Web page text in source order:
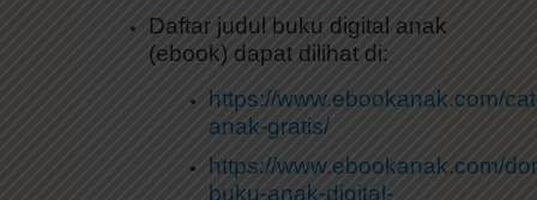
Daftar judul buku digital anak
(ebook) dapat dilihat di:
https://www.ebookanak.com/
anak-gratis/
https://www.ebookanak.com/
buku-anak-digital-